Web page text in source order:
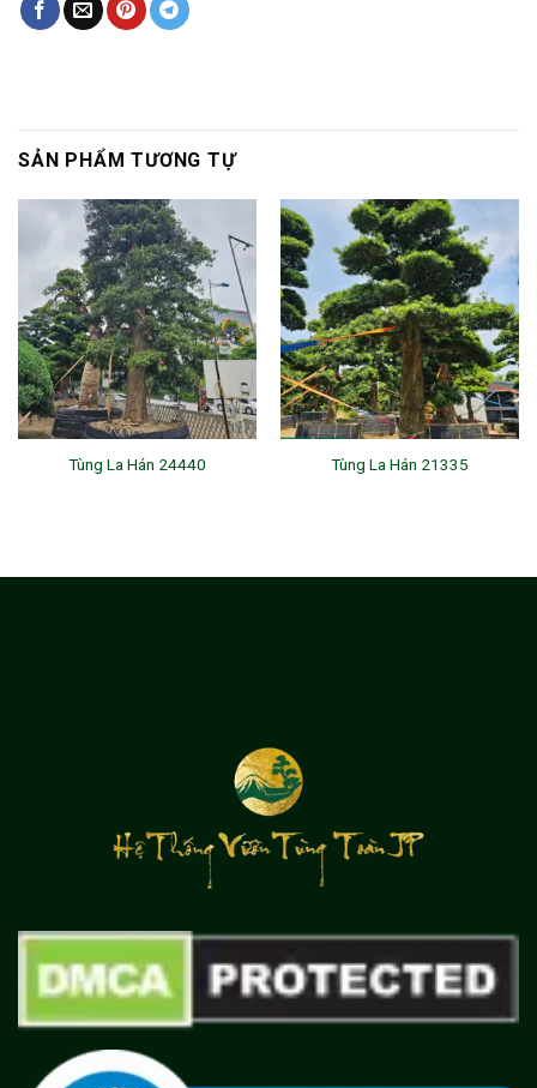
SẢN PHẨM TƯƠNG TỰ
Tùng La Hán 24440 Tùng La Hán 21335